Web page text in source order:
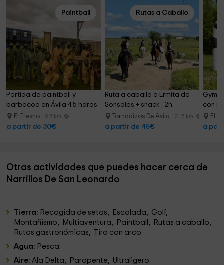
Paintball
Partida de paintball y
barbacoa en Ávila 4.5 horas
El Fresno 9.5 km
a partir de 30€
Rutas a Caballo
Ruta a caballo a Ermita de
Sonsoles + snack , 2h
Tornadizos De Avila 21.5 km
a partir de 45€
con
El
a
Otras actividades que puedes hacer cerca de
Narrillos De San Leonardo
Tierra: Recogida de setas, Escalada, Golf,
Montañismo, Multiaventura, Paintball, Rutas a caballo,
Rutas gastronómicas, Tiro con arco.
Agua: Pesca.
Aire:Ala Delta, Parapente, Ultraligero.